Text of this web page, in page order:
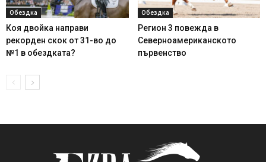
Обездка
Коя двойка направи
рекорден скок от 31-во до
№1 в обездката?
Обездка
Регион 3 повежда в
Северноамериканското
първенство